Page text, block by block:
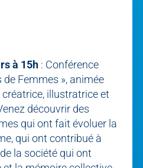
à 15h : Conférence
Femmes », animée
illustratrice et
découvrir des
qui ont fait évoluer la
qui ont contribué à
la société qui ont